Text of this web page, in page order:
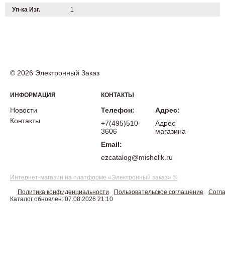
Уп-ка Изг.
1
© 2026 Электронный Заказ
ИНФОРМАЦИЯ
Новости
Контакты
КОНТАКТЫ
Телефон:
+7(495)510-
3606
Email:
ezcatalog@mishelik.ru
Адрес:
Адрес
магазина
Интернет-магазин на платформе «Электронный заказ» ©
Политика конфиденциальности Пользовательское соглашение
Каталог обновлен: 07.08.2026 21:10